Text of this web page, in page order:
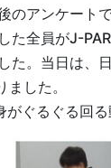
のアンケート
た全員がJ-
た。当日は、
した。
ぐるぐる回る